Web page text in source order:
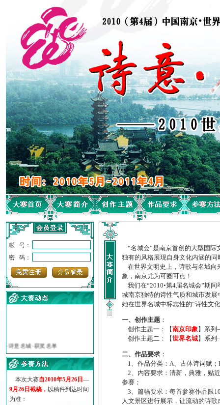
帐 号：
密 码：
·【诗意·名城】地铁展示作...
·诗意名城·地铁时间
地铁完美呈现【诗意·名城...
参赛作品多达5000多首
“诗意·名城”晒诗会
特别通知--致广大诗词爱好...
本次大赛自2010年5月26日—
9月26日截稿， 以稿件到达时间
为准：
“名城会”是南京首创的大型国际
独有的风格展现自身文化内涵的
在世界文明史上，诗歌与名城向
象，南京尤为可圈可点！
我们在“2010•第4届名城会”期
城南京独特的诗性气质和城市发
她在世界名城中标志性的“诗性文
一、创作主题 ：
创作主题一：【南京印象】系
创作主题二：【世界名城】系
二、作品要求 ：
1、作品分类：A、古体诗词赋；
2、内容要求：清新，典雅，贴
参赛；
3、篇幅要求：每首参赛作品限
人文景区进行展示，让流动的诗